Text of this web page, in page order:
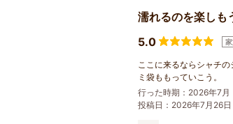
濡れるのを楽しも
5.0
ここに来るならシャチ
ミ袋ももっていこう。
行った時期：2026年7月
投稿日：2026年7月26日